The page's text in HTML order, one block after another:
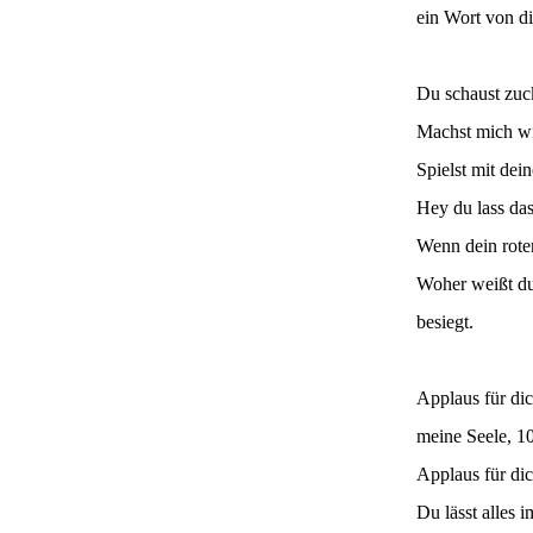
ein Wort von
Du schaust
Machst mich
Spielst mit
Hey du lass
Wenn dein
Woher weißt
besiegt.
Applaus für
meine Seele,
Applaus für
Du lässt alles